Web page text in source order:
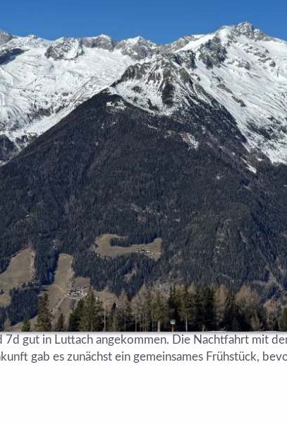
gut in Luttach angekommen. Die Nachtfahrt mit
gab es zunächst ein gemeinsames Frühstück,